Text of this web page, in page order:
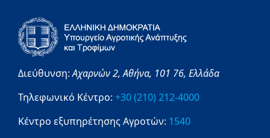
Διεύθυνση:Αχαρνών 2,Αθήνα, 101 76, Ελλάδα
Τηλεφωνικό Κέντρο: +30 (210) 212-4000
Κέντρο εξυπηρέτησης Αγροτών: 1540